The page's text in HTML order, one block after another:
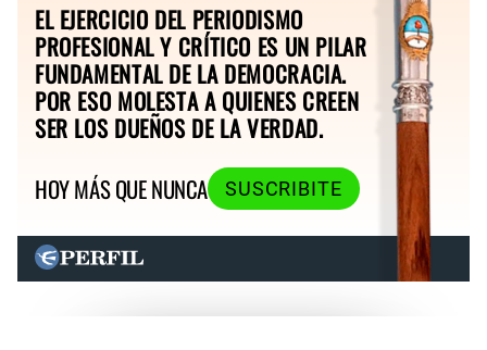
EL EJERCICIO DEL PERIODISMO
PROFESIONAL Y CRÍTICO ES UN PILAR
FUNDAMENTAL DE LA DEMOCRACIA.
POR ESO MOLESTA A QUIENES CREEN
SER LOS DUEÑOS DE LA VERDAD.
HOY MÁS QUE NUNCA
SUSCRIBITE